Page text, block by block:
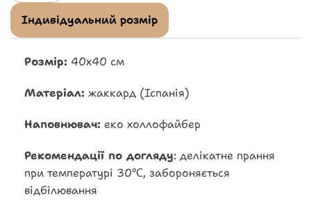
Індивідуальний розмір
Розмір: 40х40 см
Матеріал: жаккард (Іспанія)
Наповнювач: еко холлофайбер
Рекомендації по догляду: делікатне прання
при температурі 30℃, забороняється
відбілювання